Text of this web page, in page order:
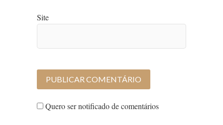
Site
Quero ser notificado de comentários